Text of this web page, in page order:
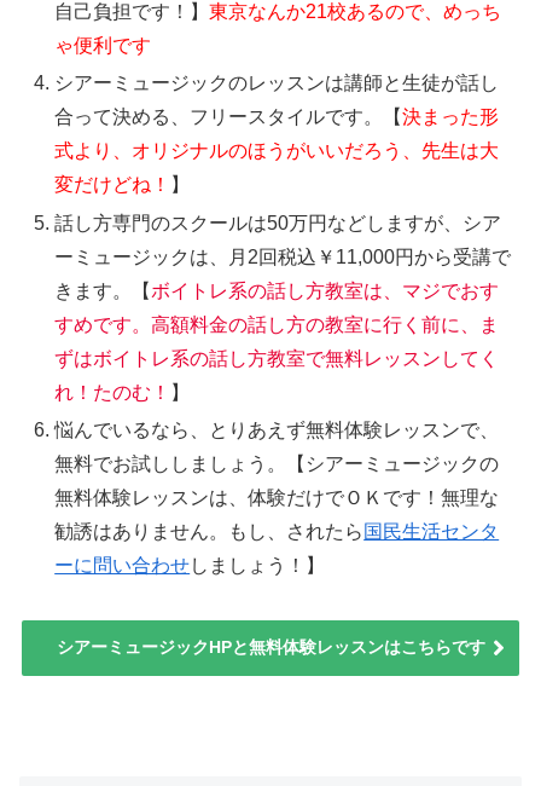
自己負担です！】東京なんか21校あるので、めっち
ゃ便利です
シアーミュージックのレッスンは講師と生徒が話し
合って決める、フリースタイルです。【決まった形
式より、オリジナルのほうがいいだろう、先生は大
変だけどね！ 】
話し方専門のスクールは50万円などしますが、シア
ーミュージックは、月2回税込￥11,000円から受講で
きます。【 ボイトレ系の話し方教室は、マジでおす
すめです。高額料金の話し方の教室に行く前に、ま
ずはボイトレ系の話し方教室で無料レッスンしてく
れ！たのむ！ 】
悩んでいるなら、とりあえず無料体験レッスンで、
無料でお試ししましょう。【シアーミュージックの
無料体験レッスンは、体験だけでＯＫです！無理な
勧誘はありません。もし、されたら 国民生活センタ
ーに問い合わせしましょう！】
シアーミュージックHPと無料体験レッスンはこちらです